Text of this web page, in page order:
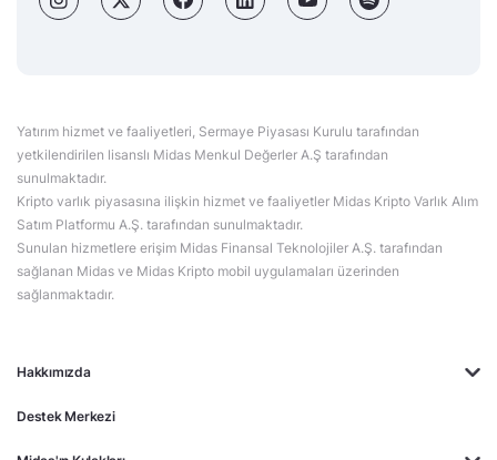
Hakkımızda
Destek Merkezi
Yatırım hizmet ve faaliyetleri, Sermaye Piyasası Kurulu tarafından
yetkilendirilen lisanslı Midas Menkul Değerler A.Ş tarafından
sunulmaktadır.
Kripto varlık piyasasına ilişkin hizmet ve faaliyetler Midas Kripto Varlık Alım
Satım Platformu A.Ş. tarafından sunulmaktadır.
Sunulan hizmetlere erişim Midas Finansal Teknolojiler A.Ş. tarafından
sağlanan Midas ve Midas Kripto mobil uygulamaları üzerinden
sağlanmaktadır.